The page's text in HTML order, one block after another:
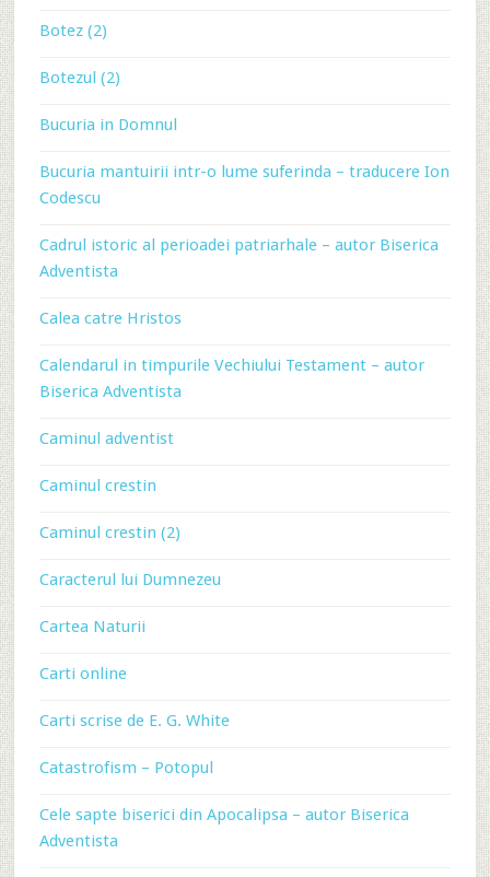
Botez (2)
Botezul (2)
Bucuria in Domnul
Bucuria mantuirii intr-o lume suferinda – traducere Ion
Codescu
Cadrul istoric al perioadei patriarhale – autor Biserica
Adventista
Calea catre Hristos
Calendarul in timpurile Vechiului Testament – autor
Biserica Adventista
Caminul adventist
Caminul crestin
Caminul crestin (2)
Caracterul lui Dumnezeu
Cartea Naturii
Carti online
Carti scrise de E. G. White
Catastrofism – Potopul
Cele sapte biserici din Apocalipsa – autor Biserica
Adventista